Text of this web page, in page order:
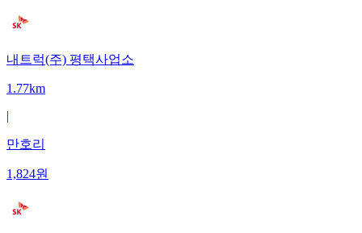
내트럭(주) 평택사업소
1.77km
|
만호리
1,824원